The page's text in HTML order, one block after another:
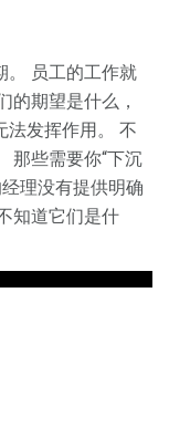
。 员工的工作就
的期望是什么，
法发挥作用。 不
那些需要你“下沉
理没有提供明确
知道它们是什